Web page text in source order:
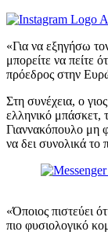
«Για να εξηγήσω
μπορείτε να πείτε
πρόεδρος στην
Στη συνέχεια, ο
ελληνικό μπάσκετ,
Γιαννακόπουλο μη
να δει συνολικά το
«Όποιος πιστεύει
πιο φυσιολογικό